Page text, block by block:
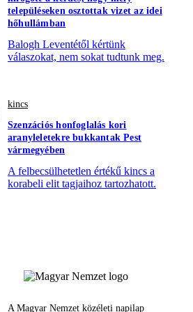
településeken osztottak vizet az idei
hőhullámban
Balogh Leventétől kértünk
válaszokat, nem sokat tudtunk meg.
kincs
Szenzációs honfoglalás kori
aranyleletekre bukkantak Pest
vármegyében
A felbecsülhetetlen értékű kincs a
korabeli elit tagjaihoz tartozhatott.
A Magyar Nemzet közéleti napilap